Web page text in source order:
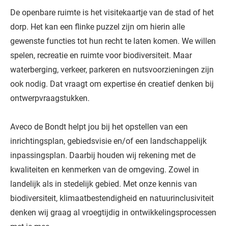
De openbare ruimte is het visitekaartje van de stad of het
dorp. Het kan een flinke puzzel zijn om hierin alle
gewenste functies tot hun recht te laten komen. We willen
spelen, recreatie en ruimte voor biodiversiteit. Maar
waterberging, verkeer, parkeren en nutsvoorzieningen zijn
ook nodig. Dat vraagt om expertise én creatief denken bij
ontwerpvraagstukken.
Aveco de Bondt helpt jou bij het opstellen van een
inrichtingsplan, gebiedsvisie en/of een landschappelijk
inpassingsplan. Daarbij houden wij rekening met de
kwaliteiten en kenmerken van de omgeving. Zowel in
landelijk als in stedelijk gebied. Met onze kennis van
biodiversiteit, klimaatbestendigheid en natuurinclusiviteit
denken wij graag al vroegtijdig in ontwikkelingsprocessen